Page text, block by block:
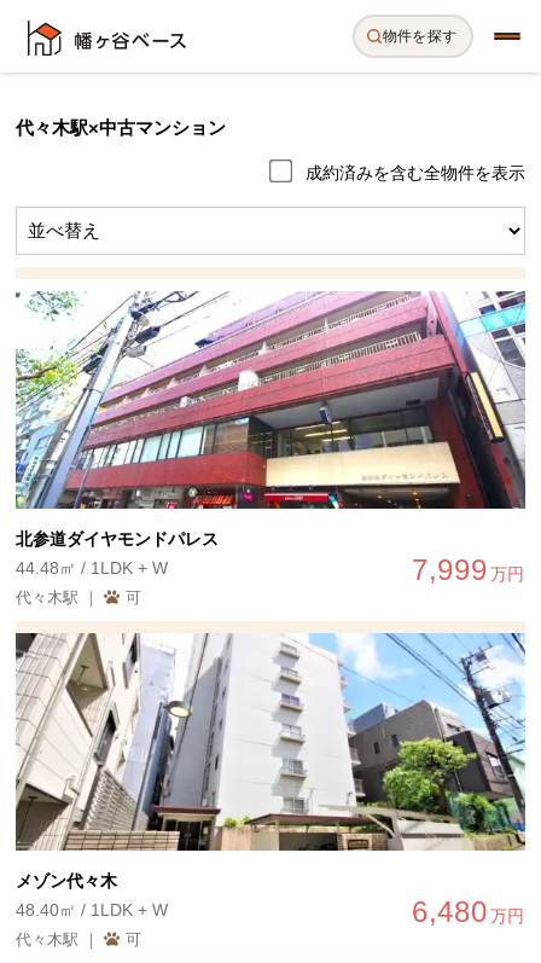
物件を探す
代々木駅×中古マンション
成約済みを含む全物件を表示
北参道ダイヤモンドパレス
7,999万円
44.48㎡ / 1LDK + W
代々木駅 ｜ 可
メゾン代々木
6,480万円
48.40㎡ / 1LDK + W
代々木駅 ｜ 可